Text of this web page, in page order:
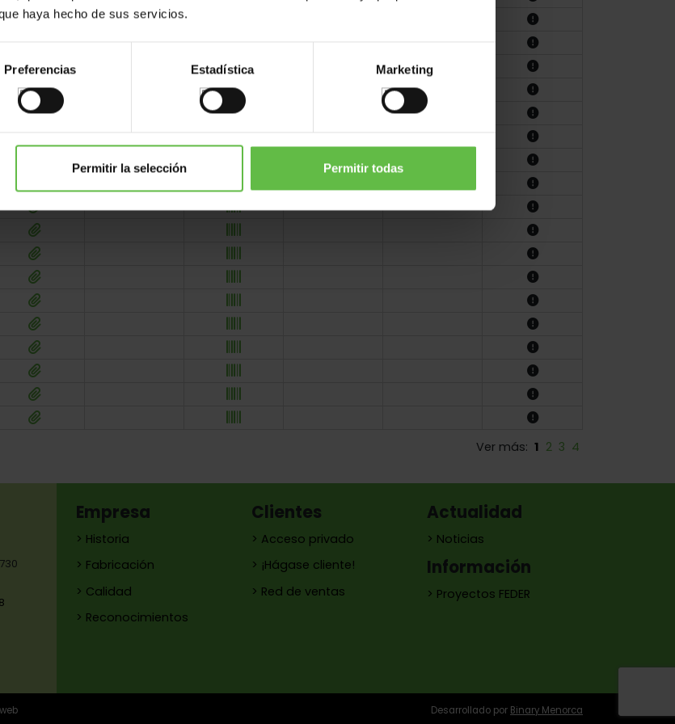
haya hecho de sus servicios.
Preferencias Estadística Marketing
Permitir la selección Permitir todas
Ver más: 1 2 3 4
Empresa
> Historia
> Fabricación
> Calidad
> Reconocimientos
Clientes
> Acceso privado
> ¡Hágase cliente!
> Red de ventas
Actualidad
> Noticias
Información
> Proyectos FEDER
Desarrollado por Binary Menorca